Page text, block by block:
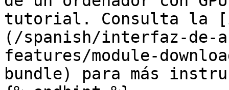
tutorial. Consulta la
(/spanish/interfaz-de-
features/module-
bundle) para más